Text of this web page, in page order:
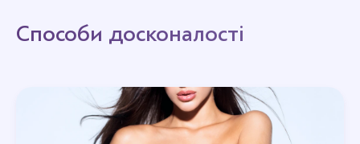
Способи досконалості